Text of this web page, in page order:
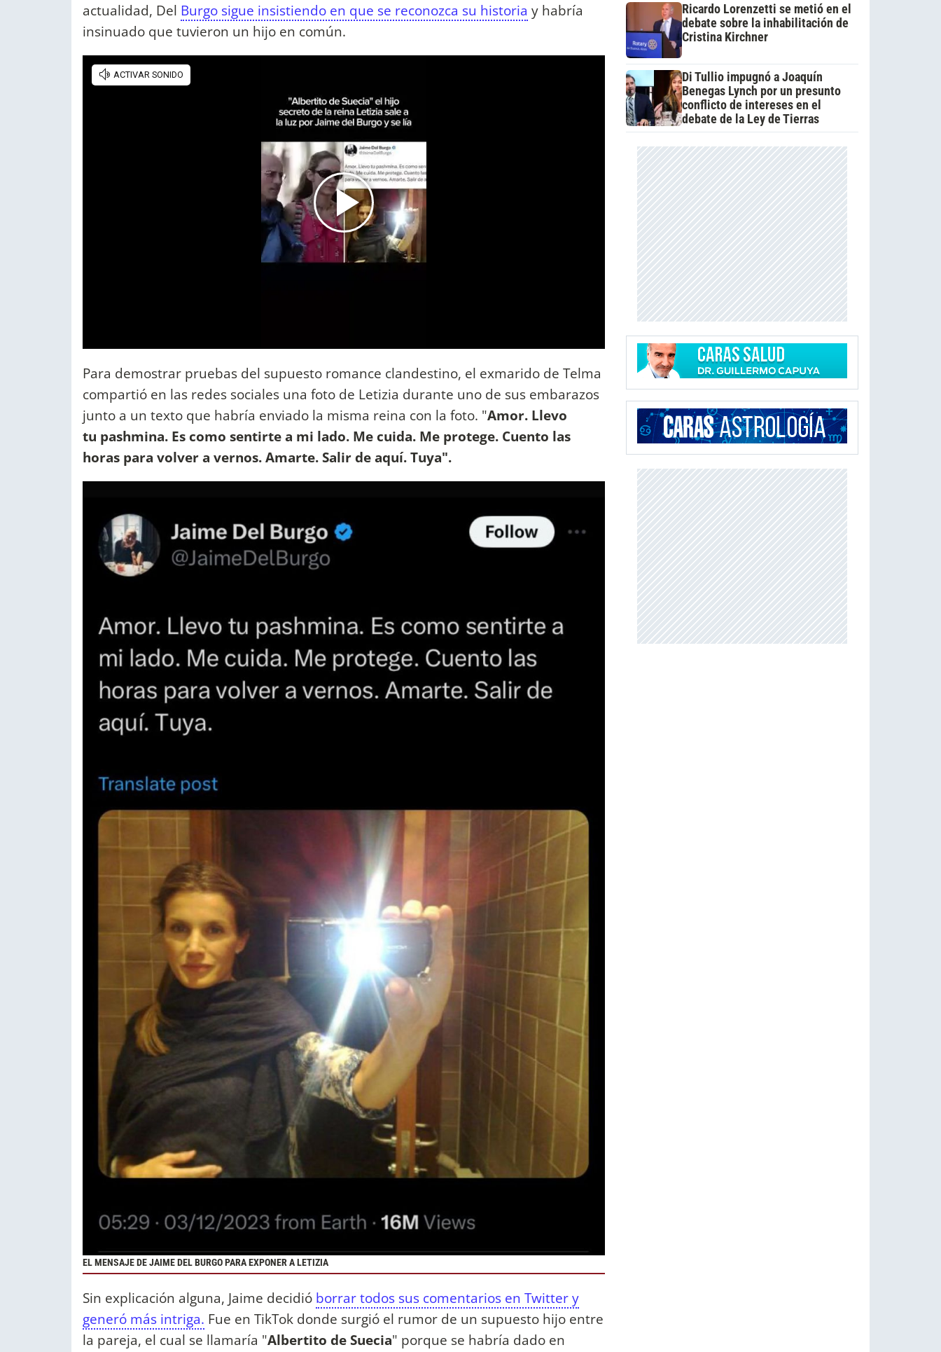
actualidad, Del Burgo sigue insistiendo en que se reconozca su historia y habría
insinuado que tuvieron un hijo en común.
Para demostrar pruebas del supuesto romance clandestino, el exmarido de Telma
compartió en las redes sociales una foto de Letizia durante uno de sus embarazos
junto a un texto que habría enviado la misma reina con la foto. "Amor. Llevo
tu pashmina. Es como sentirte a mi lado. Me cuida. Me protege. Cuento las
horas para volver a vernos. Amarte. Salir de aquí. Tuya".
EL MENSAJE DE JAIME DEL BURGO PARA EXPONER A LETIZIA
Sin explicación alguna, Jaime decidió borrar todos sus comentarios en Twitter y
generó más intriga. Fue en TikTok donde surgió el rumor de un supuesto hijo entre
la pareja, el cual se llamaría "Albertito de Suecia" porque se habría dado en
Ricardo Lorenzetti se metió en el
debate sobre la inhabilitación de
Cristina Kirchner
Di Tullio impugnó a Joaquín
Benegas Lynch por un presunto
conflicto de intereses en el
debate de la Ley de Tierras